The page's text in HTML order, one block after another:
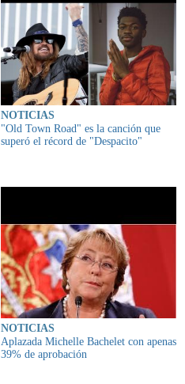
NOTICIAS
"Old Town Road" es la canción que
superó el récord de "Despacito"
NOTICIAS
Aplazada Michelle Bachelet con apenas
39% de aprobación